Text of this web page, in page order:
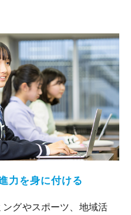
力を身に付ける
グやスポーツ、地域活